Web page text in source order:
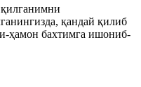
қандай қилиб
ҳамон бахтимга ишониб-